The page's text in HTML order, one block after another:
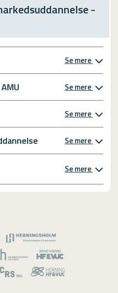
-
Se mere
Se mere
Se mere
Se mere
Se mere